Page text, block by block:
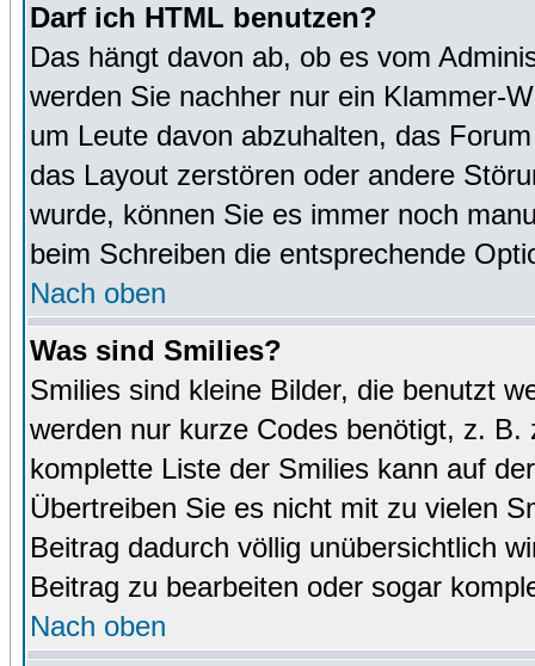
Darf ich HTML benutzen?
Das hängt davon ab, ob es vom
werden Sie nachher nur ein Klammer-
um Leute davon abzuhalten, das
das Layout zerstören oder andere
wurde, können Sie es immer noch
beim Schreiben die entsprechende
Nach oben
Was sind Smilies?
Smilies sind kleine Bilder, die benutzt
werden nur kurze Codes benötigt, z.
komplette Liste der Smilies kann auf
Übertreiben Sie es nicht mit zu vielen
Beitrag dadurch völlig unübersichtlich
Beitrag zu bearbeiten oder sogar
Nach oben